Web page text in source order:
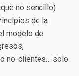
no sencillo)
de la
modelo de
no-clientes… solo